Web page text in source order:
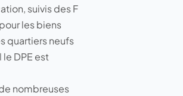
suivis des F
les biens
quartiers neufs
DPE est
nombreuses